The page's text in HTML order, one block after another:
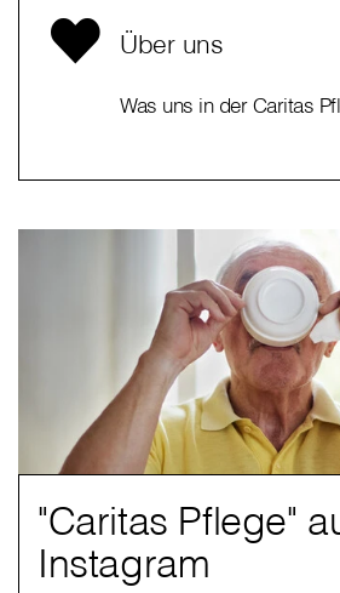
Über uns
Was uns in der Caritas
"Caritas Pflege"
Instagram